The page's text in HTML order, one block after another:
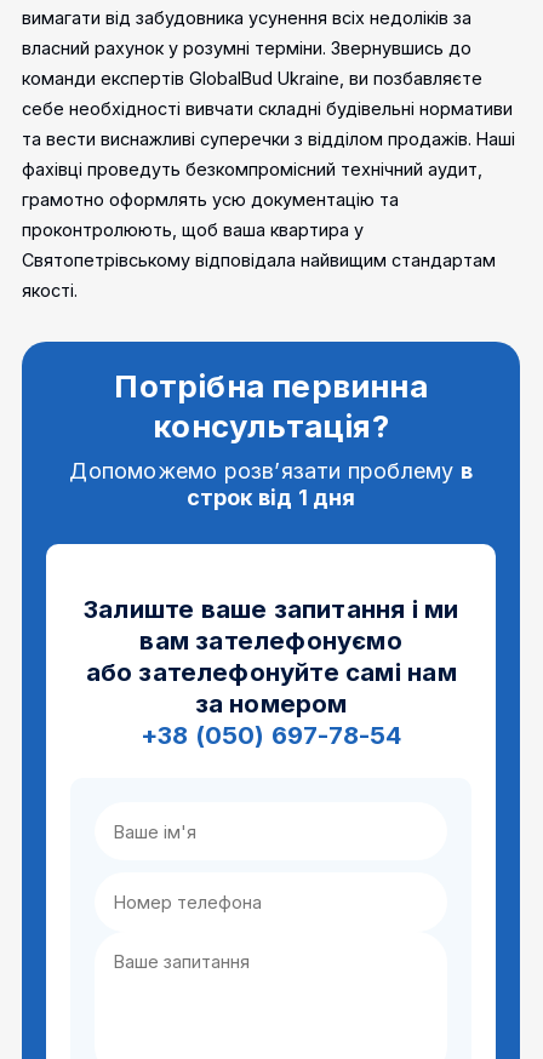
вимагати від забудовника усунення всіх недоліків за
власний рахунок у розумні терміни. Звернувшись до
команди експертів GlobalBud Ukraine, ви позбавляєте
себе необхідності вивчати складні будівельні нормативи
та вести виснажливі суперечки з відділом продажів. Наші
фахівці проведуть безкомпромісний технічний аудит,
грамотно оформлять усю документацію та
проконтролюють, щоб ваша квартира у
Святопетрівському відповідала найвищим стандартам
якості.
Потрібна первинна
консультація?
Допоможемо розв’язати проблему в
строк від 1 дня
Залиште ваше запитання і ми
вам зателефонуємо
або зателефонуйте самі нам
за номером
+38 (050) 697-78-54